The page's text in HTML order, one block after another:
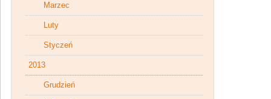
Marzec
Luty
Styczeń
2013
Grudzień